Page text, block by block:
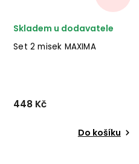
Set 2 misek MAXIMA
Skladem u dodavatele
448 Kč
Do košíku